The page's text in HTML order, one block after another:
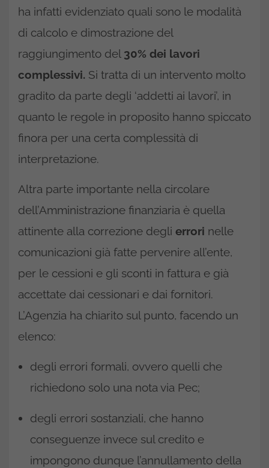
ha infatti evidenziato quali sono le modalità
di calcolo e dimostrazione del
raggiungimento del 30% dei lavori
complessivi. Si tratta di un intervento molto
gradito da parte degli ‘addetti ai lavori’, in
quanto le regole in proposito hanno spiccato
finora per una certa complessità di
interpretazione.
Altra parte importante nella circolare
dell’Amministrazione finanziaria è quella
attinente alla correzione degli errori nelle
comunicazioni già fatte pervenire all’ente,
per le cessioni e gli sconti in fattura e già
accettate dai cessionari e dai fornitori.
L’Agenzia ha chiarito sul punto, facendo un
elenco:
degli errori formali, ovvero quelli che
richiedono solo una nota via Pec;
degli errori sostanziali, che hanno
conseguenze invece sul credito e
impongono dunque l’annullamento della